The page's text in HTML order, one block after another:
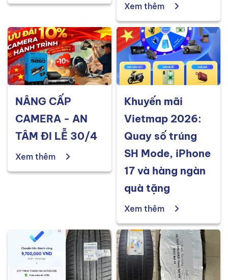
Xem thêm
NÂNG CẤP
CAMERA - AN
TÂM ĐI LỄ 30/4
Xem thêm
Khuyến mãi
Vietmap 2026:
Quay số trúng
SH Mode, iPhone
17 và hàng ngàn
quà tặng
Xem thêm